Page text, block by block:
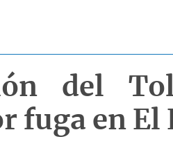
del
fuga en El